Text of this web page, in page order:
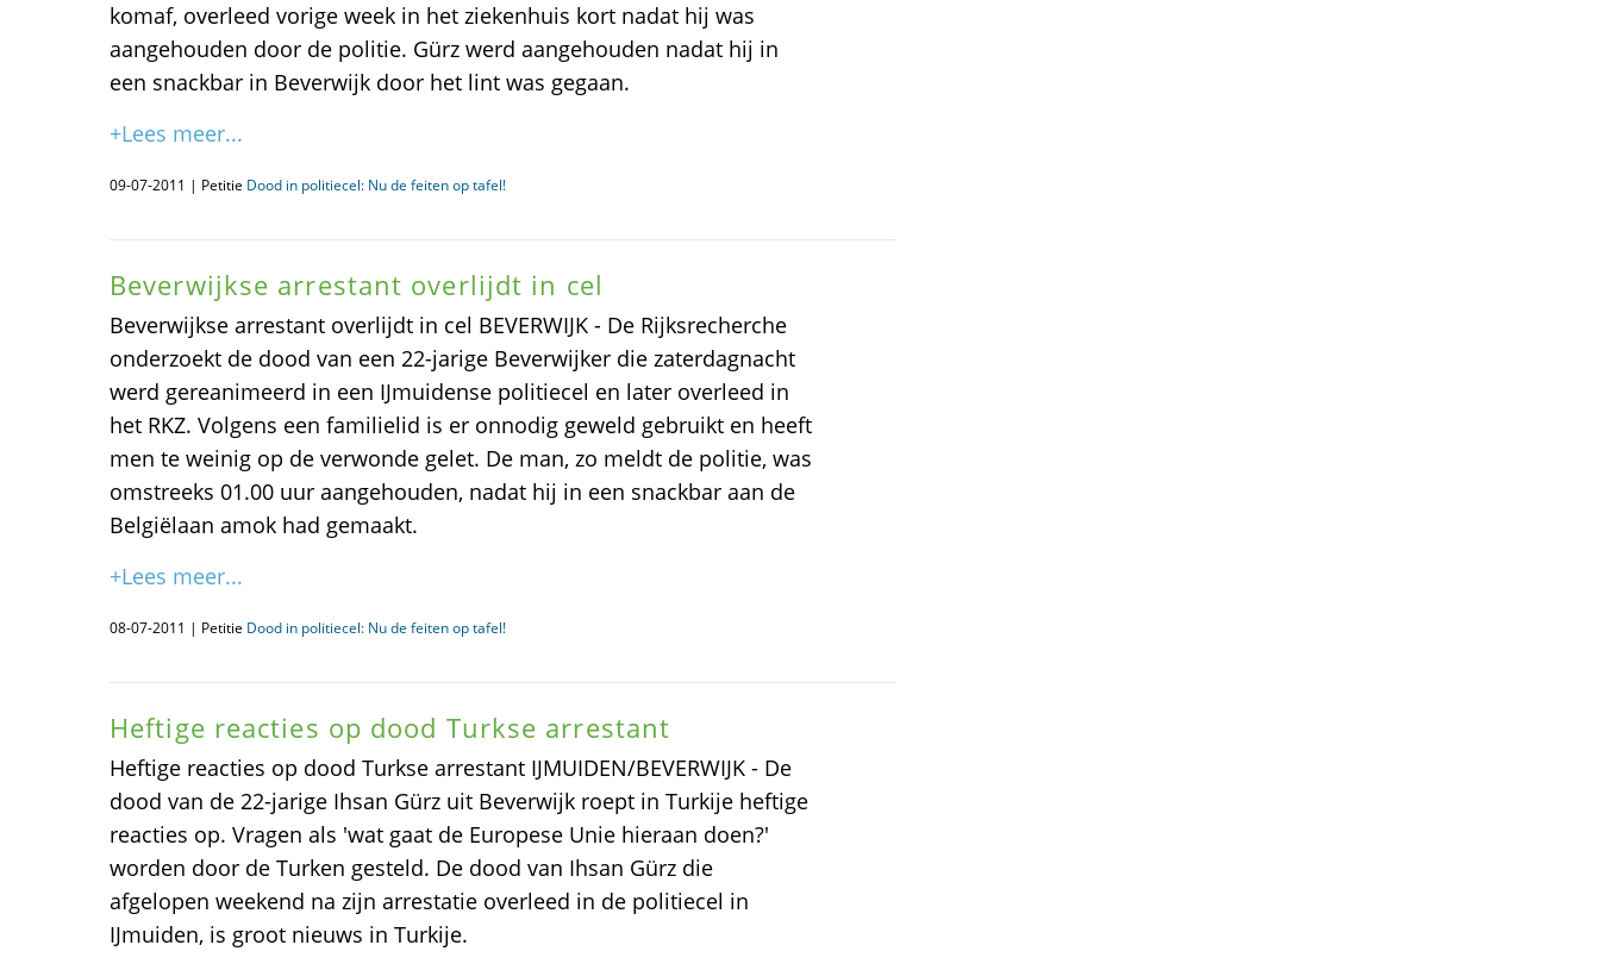
komaf, overleed vorige week in het ziekenhuis kort nadat hij was
aangehouden door de politie. Gürz werd aangehouden nadat hij in
een snackbar in Beverwijk door het lint was gegaan.
+Lees meer...
09-07-2011 | Petitie Dood in politiecel: Nu de feiten op tafel!
Beverwijkse arrestant overlijdt in cel
Beverwijkse arrestant overlijdt in cel BEVERWIJK - De Rijksrecherche
onderzoekt de dood van een 22-jarige Beverwijker die zaterdagnacht
werd gereanimeerd in een IJmuidense politiecel en later overleed in
het RKZ. Volgens een familielid is er onnodig geweld gebruikt en heeft
men te weinig op de verwonde gelet. De man, zo meldt de politie, was
omstreeks 01.00 uur aangehouden, nadat hij in een snackbar aan de
Belgiëlaan amok had gemaakt.
+Lees meer...
08-07-2011 | Petitie Dood in politiecel: Nu de feiten op tafel!
Heftige reacties op dood Turkse arrestant
Heftige reacties op dood Turkse arrestant IJMUIDEN/BEVERWIJK - De
dood van de 22-jarige Ihsan Gürz uit Beverwijk roept in Turkije heftige
reacties op. Vragen als 'wat gaat de Europese Unie hieraan doen?'
worden door de Turken gesteld. De dood van Ihsan Gürz die
afgelopen weekend na zijn arrestatie overleed in de politiecel in
IJmuiden, is groot nieuws in Turkije.